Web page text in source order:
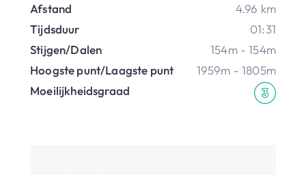
Afstand
4.96 km
Tijdsduur
01:31
Stijgen/Dalen
154m - 154m
Hoogste punt/Laagste punt
1959m - 1805m
Moeilijkheidsgraad